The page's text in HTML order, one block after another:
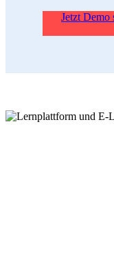
Jetzt Demo